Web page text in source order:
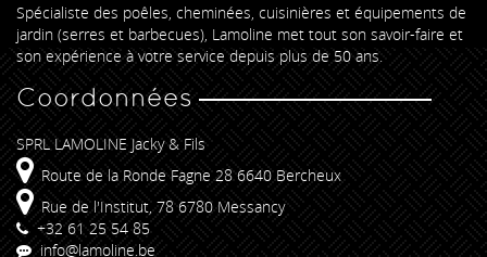
Spécialiste des poêles, cheminées, cuisinières et équipements de
jardin (serres et barbecues), Lamoline met tout son savoir-faire et
son expérience à votre service depuis plus de 50 ans.
Coordonnées
SPRL LAMOLINE Jacky & Fils
Route de la Ronde Fagne 28 6640 Bercheux
Rue de l'Institut, 78 6780 Messancy
+32 61 25 54 85
info@lamoline.be